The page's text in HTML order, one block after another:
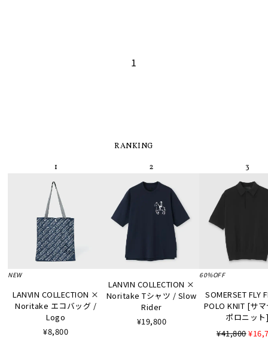
1
RANKING
NEW
LANVIN COLLECTION ×
Noritake エコバッグ /
Logo
¥8,800
LANVIN COLLECTION ×
Noritake Tシャツ / Slow
Rider
¥19,800
60%OFF
SOMERSET FLY
POLO KNIT [サ
ポロニッ
¥41,800